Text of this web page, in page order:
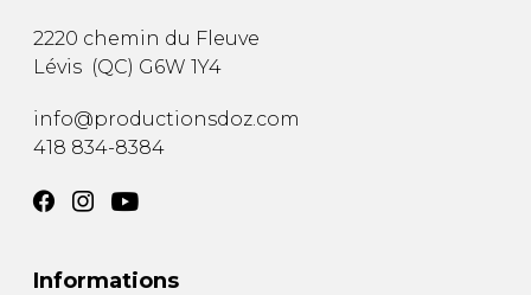
2220 chemin du Fleuve
Lévis (QC) G6W 1Y4
info@productionsdoz.com
418 834-8384
Informations